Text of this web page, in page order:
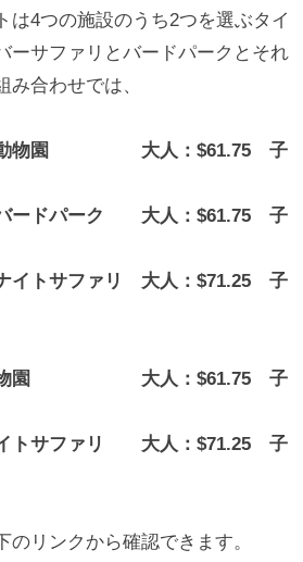
は4つの施設のうち2つを選ぶタイ
ーサファリとバードパークとそれ
み合わせでは、
＋動物園 大人：$61.75 子
バードパーク 大人：$61.75 子
ナイトサファリ 大人：$71.25 子
動物園 大人：$61.75 子
イトサファリ 大人：$71.25 子
のリンクから確認できます。